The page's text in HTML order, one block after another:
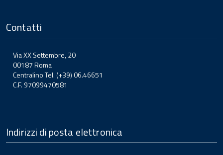
Contatti
Via XX Settembre, 20
00187 Roma
Centralino Tel. (+39) 06.46651
C.F. 97099470581
Indirizzi di posta elettronica